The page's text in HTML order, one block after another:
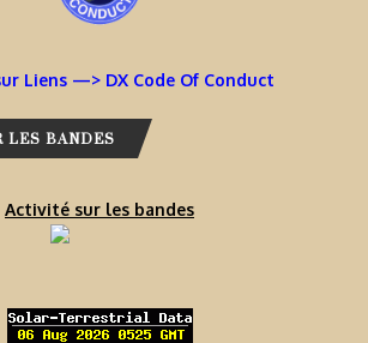
Liens —> DX Code Of Conduct
BANDES
Activité sur les bandes